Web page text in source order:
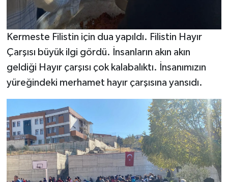
Kermeste Filistin için dua yapıldı. Filistin Hayır
Çarşısı büyük ilgi gördü. İnsanların akın akın
geldiği Hayır çarşısı çok kalabalıktı. İnsanımızın
yüreğindeki merhamet hayır çarşısına yansıdı.